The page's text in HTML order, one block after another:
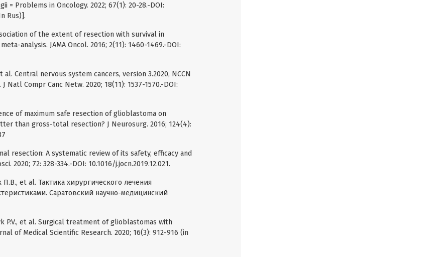
= Problems in Oncology. 2022; 67(1): 20-28.-DOI:
Rus)].
of the extent of resection with survival in
analysis. JAMA Oncol. 2016; 2(11): 1460-1469.-DOI:
al. Central nervous system cancers, version 3.2020, NCCN
Compr Canc Netw. 2020; 18(11): 1537-1570.-DOI:
of maximum safe resection of glioblastoma on
than gross-total resection? J Neurosurg. 2016; 124(4):
resection: A systematic review of its safety, efficacy and
2020; 72: 328-334.-DOI: 10.1016/j.jocn.2019.12.021.
et al. Тактика хирургического лечения
Саратовский научно-медицинский
P.V., et al. Surgical treatment of glioblastomas with
of Medical Scientific Research. 2020; 16(3): 912-916 (in